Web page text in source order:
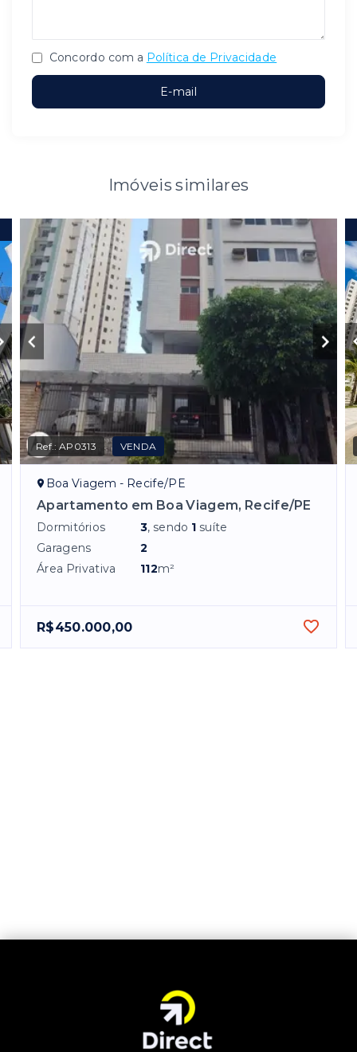
Concordo com a Política de Privacidade
E-mail
Imóveis similares
Ref.:AP0313 VENDA
Boa Viagem - Recife/PE
Apartamento em Boa Viagem, Recife/PE
Dormitórios 3, sendo 1 suíte
Garagens
2
Área Privativa
112m²
R$450.000,00